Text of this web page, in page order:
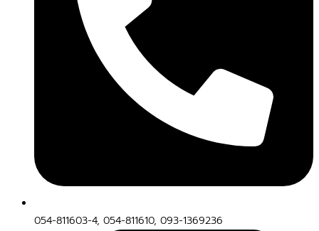
054-811603-4, 054-811610, 093-1369236